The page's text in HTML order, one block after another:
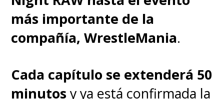
más importante de la
compañía, WrestleMania.
Cada capítulo se extenderá 50
minutos y ya está confirmada la